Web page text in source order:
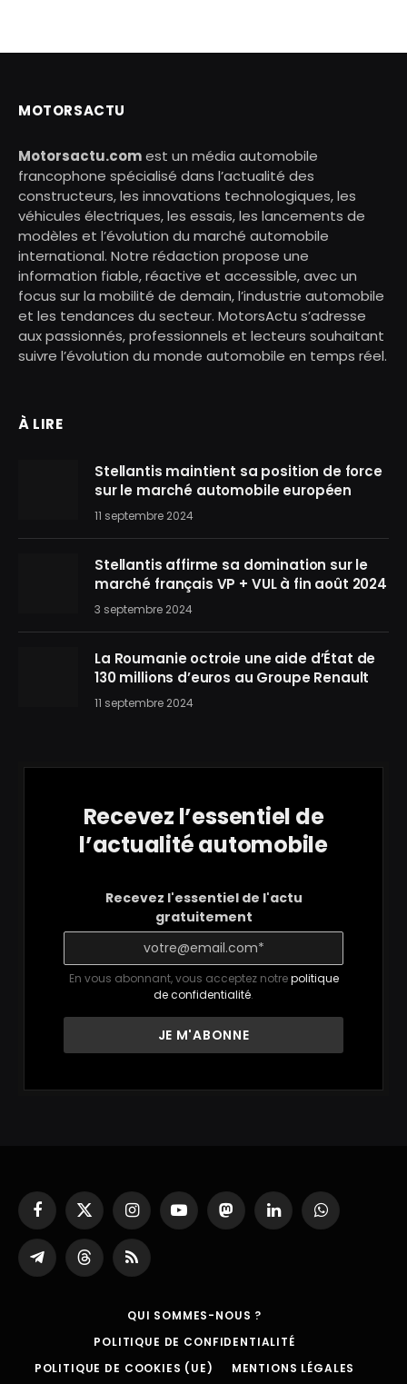
MOTORSACTU
Motorsactu.comest un média automobile
francophone spécialisé dans l’actualité des
constructeurs, les innovations technologiques, les
véhicules électriques, les essais, les lancements de
modèles et l’évolution du marché automobile
international. Notre rédaction propose une
information fiable, réactive et accessible, avec un
focus sur la mobilité de demain, l’industrie automobile
et les tendances du secteur. MotorsActu s’adresse
aux passionnés, professionnels et lecteurs souhaitant
suivre l’évolution du monde automobile en temps réel.
À LIRE
Stellantis maintient sa position de force
sur le marché automobile européen
11 septembre 2024
Stellantis affirme sa domination sur le
marché français VP + VUL à fin août 2024
3 septembre 2024
La Roumanie octroie une aide d’État de
130 millions d’euros au Groupe Renault
11 septembre 2024
Recevez l’essentiel de
l’actualité automobile
Recevez l'essentiel de l'actu
gratuitement
En vous abonnant, vous acceptez notrepolitique
de confidentialité.
Facebook
X
(Twitter)
InstagramYouTubeMastodonLinkedInWhatsApp
Partager
sur
ThreadsRSS
QUI SOMMES-NOUS ?
POLITIQUE DE CONFIDENTIALITÉ
POLITIQUE DE COOKIES (UE)
MENTIONS LÉGALES